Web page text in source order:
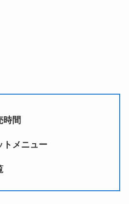
時間
トメニュー